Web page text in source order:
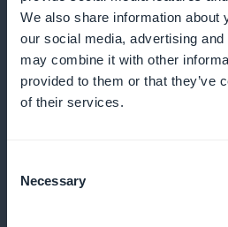
We also share information about
our social media, advertising
may combine it with other
provided to them or that they’ve
of their services.
Selection
Necessary
Compra instantânea
diretamente das listas de